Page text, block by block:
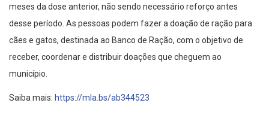
meses da dose anterior, não sendo necessário reforço antes
desse período. As pessoas podem fazer a doação de ração para
cães e gatos, destinada ao Banco de Ração, com o objetivo de
receber, coordenar e distribuir doações que cheguem ao
município.
Saiba mais: https://mla.bs/ab344523